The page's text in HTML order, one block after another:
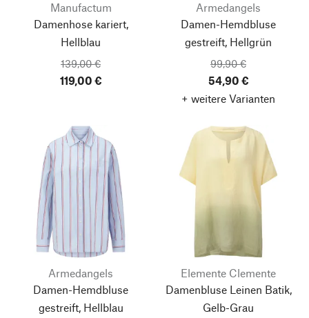
Manufactum
Damenhose kariert,
Hellblau
139,00 €
119,00 €
Armedangels
Damen-Hemdbluse
gestreift, Hellgrün
99,90 €
54,90 €
+ weitere Varianten
Armedangels
Damen-Hemdbluse
gestreift, Hellblau
Elemente Clemente
Damenbluse Leinen Batik,
Gelb-Grau